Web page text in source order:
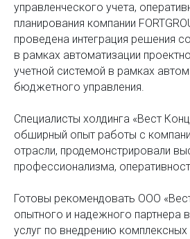
управленческого учета,
планирования компании
проведена интеграция решения
в рамках автоматизации
учетной системой в рамках
бюджетного управления.
Специалисты холдинга «Вест
обширный опыт работы с
отрасли, продемонстрировали
профессионализма,
Готовы рекомендовать ООО
опытного и надежного партнера
услуг по внедрению